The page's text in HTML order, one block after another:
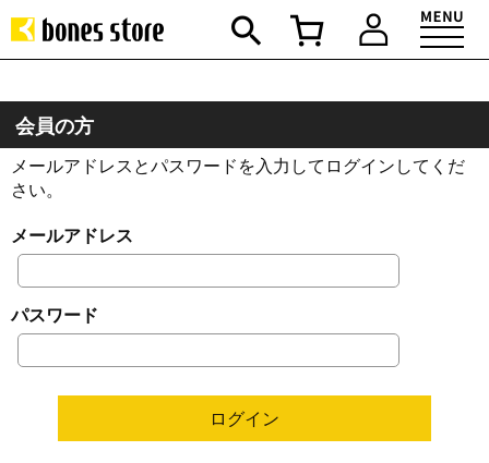
会員の方
メールアドレスとパスワードを入力してログインしてくだ
さい。
メールアドレス
パスワード